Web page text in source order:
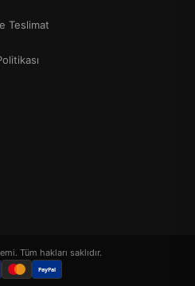
Teslimat
Tüm hakları saklıdır.
PayPal